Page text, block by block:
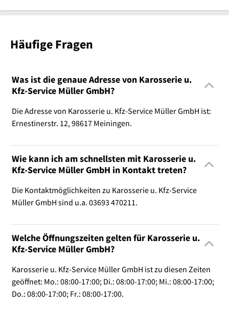
Häufige Fragen
Was ist die genaue Adresse von Karosserie u.
Kfz-Service Müller GmbH?
Die Adresse von Karosserie u. Kfz-Service Müller GmbH ist:
Ernestinerstr. 12, 98617 Meiningen.
Wie kann ich am schnellsten mit Karosserie u.
Kfz-Service Müller GmbH in Kontakt treten?
Die Kontaktmöglichkeiten zu Karosserie u. Kfz-Service
Müller GmbH sind u.a. 03693 470211.
Welche Öffnungszeiten gelten für Karosserie u.
Kfz-Service Müller GmbH?
Karosserie u. Kfz-Service Müller GmbH ist zu diesen Zeiten
geöffnet: Mo.: 08:00-17:00; Di.: 08:00-17:00; Mi.: 08:00-17:00;
Do.: 08:00-17:00; Fr.: 08:00-17:00.